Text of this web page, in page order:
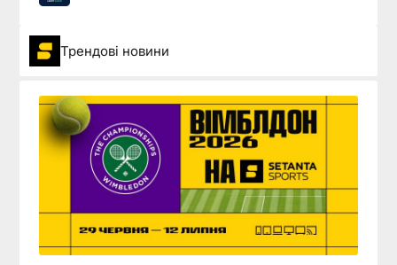
Трендові новини